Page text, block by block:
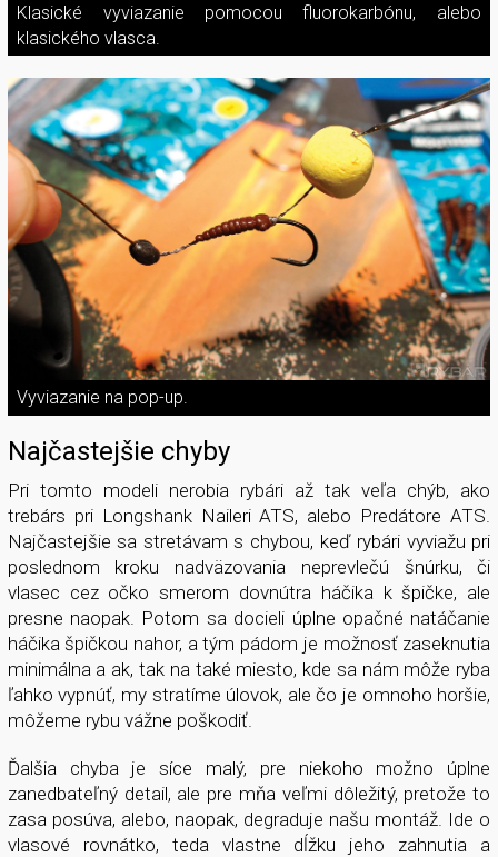
Klasické vyviazanie pomocou fluorokarbónu, alebo
klasického vlasca.
Vyviazanie na pop-up.
Najčastejšie chyby
Pri tomto modeli nerobia rybári až tak veľa chýb, ako
trebárs pri Longshank Naileri ATS, alebo Predátore ATS.
Najčastejšie sa stretávam s chybou, keď rybári vyviažu pri
poslednom kroku nadväzovania neprevlečú šnúrku, či
vlasec cez očko smerom dovnútra háčika k špičke, ale
presne naopak. Potom sa docieli úplne opačné natáčanie
háčika špičkou nahor, a tým pádom je možnosť zaseknutia
minimálna a ak, tak na také miesto, kde sa nám môže ryba
ľahko vypnúť, my stratíme úlovok, ale čo je omnoho horšie,
môžeme rybu vážne poškodiť.
Ďalšia chyba je síce malý, pre niekoho možno úplne
zanedbateľný detail, ale pre mňa veľmi dôležitý, pretože to
zasa posúva, alebo, naopak, degraduje našu montáž. Ide o
vlasové rovnátko, teda vlastne dĺžku jeho zahnutia a